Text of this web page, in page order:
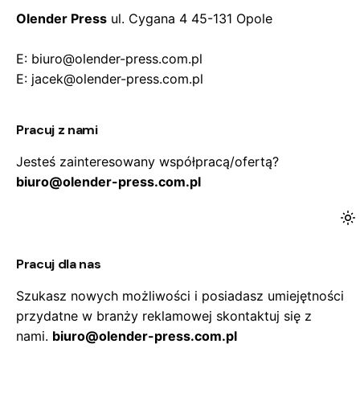
Olender Press ul. Cygana 4 45-131 Opole
E: biuro@olender-press.com.pl
E: jacek@olender-press.com.pl
Pracuj z nami
Jesteś zainteresowany współpracą/ofertą?
biuro@olender-press.com.pl
Pracuj dla nas
Szukasz nowych możliwości i posiadasz umiejętności
przydatne w branży reklamowej skontaktuj się z
nami. biuro@olender-press.com.pl